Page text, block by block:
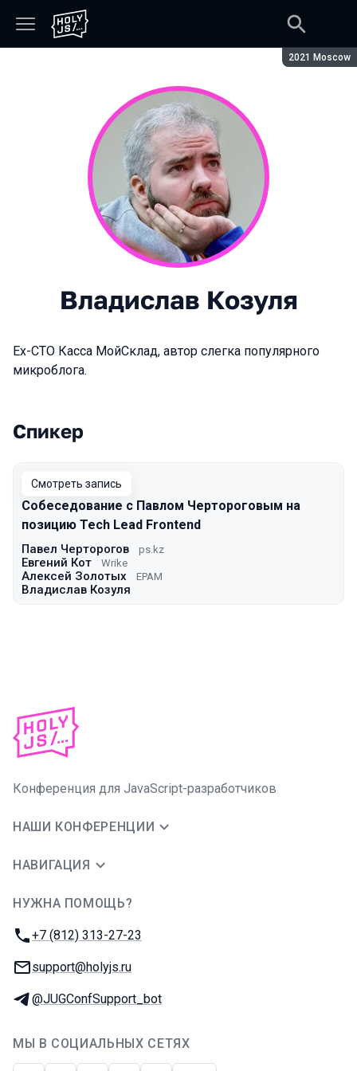
Сезон:
2021 Moscow
Владислав Козуля
Ex-CTO Касса МойСклад, автор слегка популярного
микроблога.
Выступления в сезоне 2021 Moscow
Спикер
Смотреть запись
Собеседование с Павлом Чертороговым на
позицию Tech Lead Frontend
Павел Черторогов ps.kz
Евгений Кот Wrike
Алексей Золотых EPAM
Владислав Козуля
Конференция для JavaScript-разработчиков
НАШИ КОНФЕРЕНЦИИ
НАВИГАЦИЯ
НУЖНА ПОМОЩЬ?
Телефон:
+7 (812) 313-27-23
E-mail:
support@holyjs.ru
Телеграм:
@JUGConfSupport_bot
МЫ В СОЦИАЛЬНЫХ СЕТЯХ